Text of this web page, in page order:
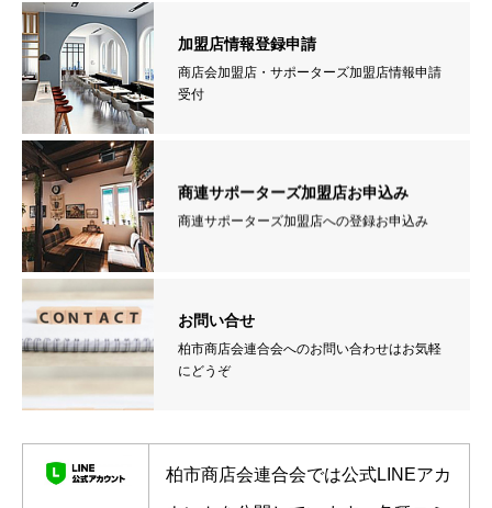
加盟店情報登録申請
商店会加盟店・サポーターズ加盟店情報申請
受付
商連サポーターズ加盟店お申込み
商連サポーターズ加盟店への登録お申込み
お問い合せ
柏市商店会連合会へのお問い合わせはお気軽
にどうぞ
柏市商店会連合会では公式LINEアカ